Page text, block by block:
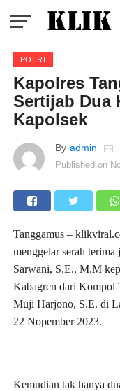
POLRI
Kapolres
Sertijab Dua
Kapolsek
By admin
Published on
Tanggamus –
menggelar serah
Sarwani, S.E., M.M
Kabagren dari Kompol
Muji Harjono, S.E. di
22 Nopember 2023.
Kemudian tak hanya